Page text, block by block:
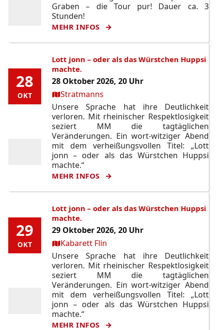
Graben – die Tour pur! Dauer ca. 3
Stunden!
MEHR INFOS
28
OKT
28
OKT
Lott jonn – oder als das Würstchen Huppsi
machte.
28 Oktober 2026, 20 Uhr
Ort:Stratmanns
Unsere Sprache hat ihre Deutlichkeit
verloren. Mit rheinischer Respektlosigkeit
seziert MM die tagtäglichen
Veränderungen. Ein wort-witziger Abend
mit dem verheißungsvollen Titel: „Lott
jonn – oder als das Würstchen Huppsi
machte.“
MEHR INFOS
29
OKT
29
OKT
Lott jonn – oder als das Würstchen Huppsi
machte.
29 Oktober 2026, 20 Uhr
Ort:Kabarett Flin
Unsere Sprache hat ihre Deutlichkeit
verloren. Mit rheinischer Respektlosigkeit
seziert MM die tagtäglichen
Veränderungen. Ein wort-witziger Abend
mit dem verheißungsvollen Titel: „Lott
jonn – oder als das Würstchen Huppsi
machte.“
MEHR INFOS